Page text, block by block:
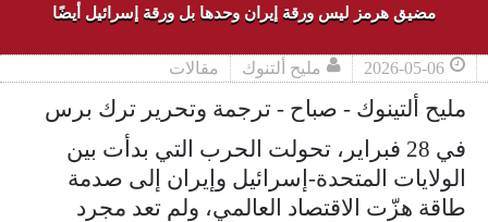
مضيق هرمز ليس ورقة إيران وحدها بل ورقة إسرائيل أيضًا
2026-05-06 مليح ألتنوك مقالات
مليح ألتينوك - صباح - ترجمة وتحرير ترك برس
في 28 فبراير، تحولت الحرب التي بدأت بين
الولايات المتحدة-إسرائيل وإيران إلى صدمة
طاقة هزّت الاقتصاد العالمي، ولم تعد مجرد